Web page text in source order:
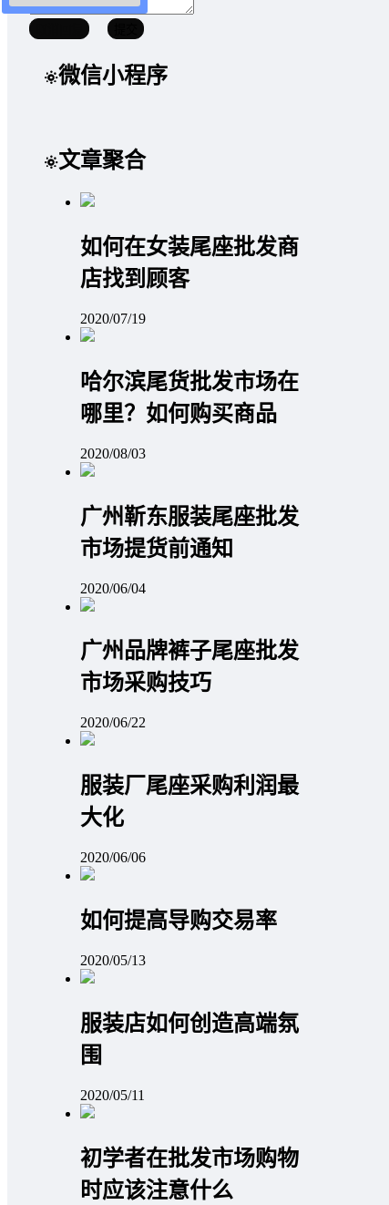
微信小程序
文章聚合
如何在女装尾座批发商
店找到顾客
2020/07/19
哈尔滨尾货批发市场在
哪里？如何购买商品
2020/08/03
广州靳东服装尾座批发
市场提货前通知
2020/06/04
广州品牌裤子尾座批发
市场采购技巧
2020/06/22
服装厂尾座采购利润最
大化
2020/06/06
如何提高导购交易率
2020/05/13
服装店如何创造高端氛
围
2020/05/11
初学者在批发市场购物
时应该注意什么